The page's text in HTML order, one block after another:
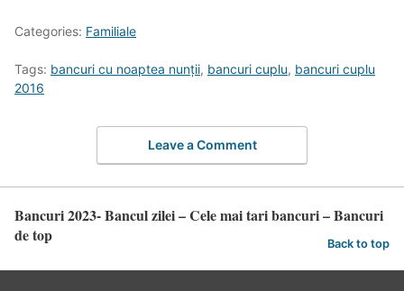
Categories: Familiale
Tags: bancuri cu noaptea nunţii, bancuri cuplu, bancuri cuplu
2016
Leave a Comment
Bancuri 2023- Bancul zilei – Cele mai tari bancuri – Bancuri
de top
Back to top